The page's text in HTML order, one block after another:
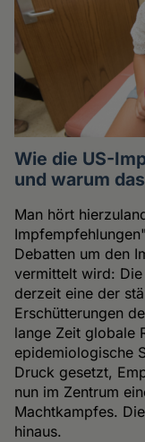
Wie die US-
und warum
Man hört
Debatten um den
vermittelt wird:
derzeit eine der
Erschütterungen
lange Zeit globale
epidemiologische
Druck gesetzt,
nun im Zentrum
Machtkampfes.
hinaus.